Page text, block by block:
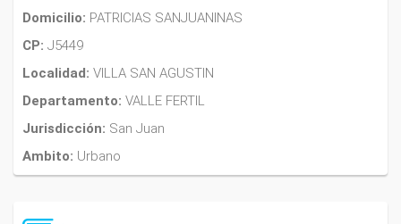
Domicilio: PATRICIAS SANJUANINAS
CP: J5449
Localidad: VILLA SAN AGUSTIN
Departamento: VALLE FERTIL
Jurisdicción: San Juan
Ambito: Urbano